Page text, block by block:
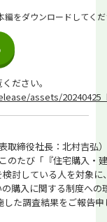
編をダウンロードしてく
ださい。
assets/
取締役社長：北村吉弘
のたび「『住宅購入・
討している人を対象に
購入に関する制度への
た調査結果をご報告